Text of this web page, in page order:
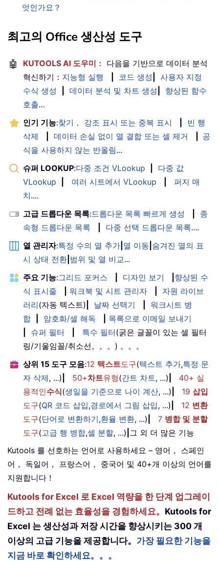
엇인가요？
최고의 Office 생산성 도구
🤖 KUTOOLS AI 도우미 ： 다음을 기반으로 데이터 분석
혁신하기： 지능형 실행 코드 생성
사용자 지정
수식 생성
데이터 분석 및 차트 생성
향상된 함수
호출…
인기 기능:찾기， 강조 표시 또는 중복 표시
빈 행
삭제
데이터 손실 없이 열 결합 또는 셀 제거
공
식을 사용하지 않는 반올림...
슈퍼 LOOKUP:다중 조건 VLookup
다중 값
VLookup
여러 시트에서 VLookup
퍼지 매
치....
고급 드롭다운 목록:드롭다운 목록 빠르게 생성
종
속형 드롭다운 목록
다중 선택 드롭다운 목록....
열 관리자:특정 수의 열 추가 열 이동 숨겨진 열의 표
시 상태 전환 범위 및 열 비교...
주요 기능:그리드 포커스 디자인 보기
향상된 수
식 표시줄
워크북 및 시트 관리자
자원 라이브
러리(자동 텍스트) 날짜 선택기
워크시트 병
합
암호화/셀 해독
목록으로 이메일 보내기
슈퍼 필터 특수 필터(굵은 글꼴이 있는 셀 필터
링/기울임꼴/취소선。。。) 。。。
상위 15 도구 모음:12 텍스트도구(텍스트 추가,특정 문
자 삭제, ...) 50+차트유형(간트 차트, ...)
40+ 실
용적인수식(생일을 기준으로 나이 계산, ...) 19 삽입
도구(QR 코드 삽입,경로에서 그림 삽입, ...) 12 변환
도구(단어로 변환하기,환율 변환, ...) 7 병합 및 분할
도구(고급 행 병합,셀 분할, ...) 그 외 더 많은 기능
Kutools 를 선호하는 언어로 사용하세요 – 영어， 스페인
어， 독일어， 프랑스어， 중국어 및 40+개 이상의 언어를
지원합니다！
Kutools for Excel 로 Excel 역량을 한 단계 업그레이
드하고 전례 없는 효율성을 경험하세요。 Kutools for
Excel 는 생산성과 저장 시간을 향상시키는 300 개
이상의 고급 기능을 제공합니다。 가장 필요한 기능을
지금 바로 확인하세요。。。